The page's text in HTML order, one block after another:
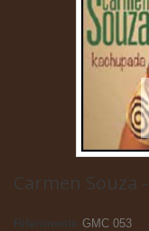
Carmen Souza
Riferimento
GMC 053